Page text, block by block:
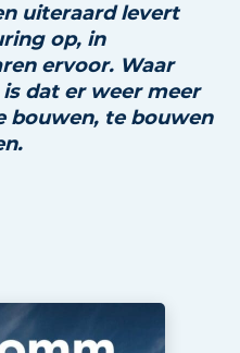
uiteraard levert
op, in
ervoor. Waar
dat er weer meer
bouwen, te bouwen